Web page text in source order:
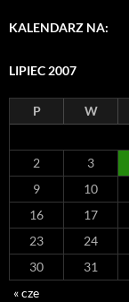
KALENDARZ NA:
LIPIEC 2007
P W
2
3
9
10
16
17
23
24
30
31
« cze